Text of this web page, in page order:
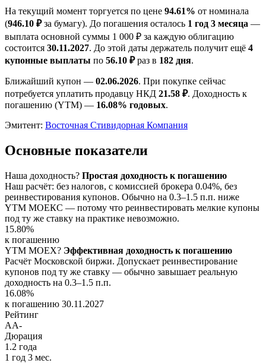
На текущий момент торгуется по цене 94.61% от номинала
(946.10 ₽за бумагу). До погашения осталось 1 год 3 месяца —
выплата основной суммы 1 000 ₽ за каждую облигацию
состоится 30.11.2027. До этой даты держатель получит ещё 4
купонные выплаты по 56.10 ₽раз в 182 дня.
Ближайший купон — 02.06.2026. При покупке сейчас
потребуется уплатить продавцу НКД 21.58 ₽. Доходность к
погашению (YTM) — 16.08% годовых.
Эмитент: Восточная Стивидорная Компания
Основные показатели
Наша доходность? Простая доходность к погашению
Наш расчёт: без налогов, с комиссией брокера 0.04%, без
реинвестирования купонов. Обычно на 0.3–1.5 п.п. ниже
YTM МОЕКС — потому что реинвестировать мелкие купоны
под ту же ставку на практике невозможно.
15.80%
к погашению
YTM MOEX? Эффективная доходность к погашению
Расчёт Московской биржи. Допускает реинвестирование
купонов под ту же ставку — обычно завышает реальную
доходность на 0.3–1.5 п.п.
16.08%
к погашению 30.11.2027
Рейтинг
AA-
Дюрация
1.2 года
1 год 3 мес.